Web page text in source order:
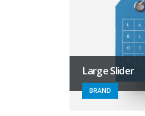
Large Slider
BRAND